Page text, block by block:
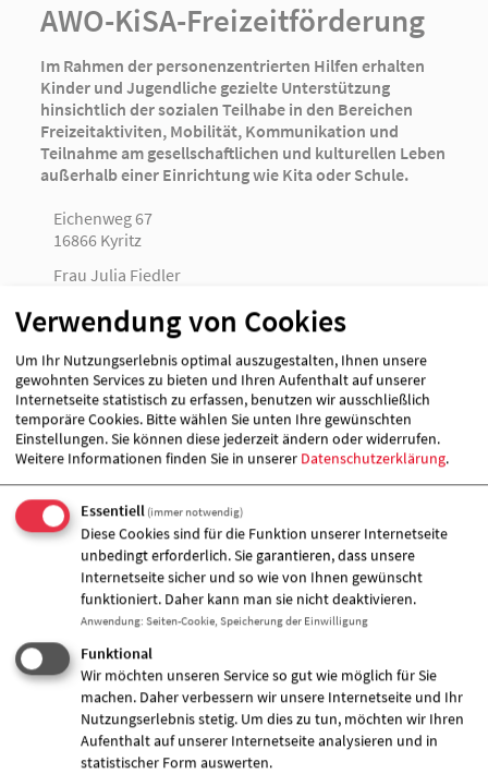
AWO-KiSA-Freizeitförderung
Im Rahmen der personenzentrierten Hilfen erhalten
Kinder und Jugendliche gezielte Unterstützung
hinsichtlich der sozialen Teilhabe in den Bereichen
Freizeitaktiviten, Mobilität, Kommunikation und
Teilnahme am gesellschaftlichen und kulturellen Leben
außerhalb einer Einrichtung wie Kita oder Schule.
Eichenweg 67
16866 Kyritz
Frau Julia Fiedler
[E-Mail anzeigen]
www.awo-opr.de
Angebote und Leistungen
Förderung
Jugendliche
Kinder
Kinder mit Behinderung
Träger
AWO-OPR gemeinnützige Sozialgesellschaft
mbH
Verwendung von Cookies
Um Ihr Nutzungserlebnis optimal auszugestalten, Ihnen unsere
gewohnten Services zu bieten und Ihren Aufenthalt auf unserer
Internetseite statistisch zu erfassen, benutzen wir ausschließlich
temporäre Cookies. Bitte wählen Sie unten Ihre gewünschten
Einstellungen. Sie können diese jederzeit ändern oder widerrufen.
Weitere Informationen finden Sie in unserer Datenschutzerklärung.
Essentiell (immer notwendig)
Diese Cookies sind für die Funktion unserer Internetseite
unbedingt erforderlich. Sie garantieren, dass unsere
Internetseite sicher und so wie von Ihnen gewünscht
funktioniert. Daher kann man sie nicht deaktivieren.
Anwendung: Seiten-Cookie, Speicherung der Einwilligung
Funktional
Wir möchten unseren Service so gut wie möglich für Sie
machen. Daher verbessern wir unsere Internetseite und Ihr
Nutzungserlebnis stetig. Um dies zu tun, möchten wir Ihren
Aufenthalt auf unserer Internetseite analysieren und in
statistischer Form auswerten.